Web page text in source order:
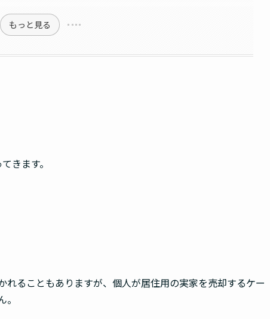
もっと見る
きます。
れることもありますが、個人が居住用の実家を売却するケー